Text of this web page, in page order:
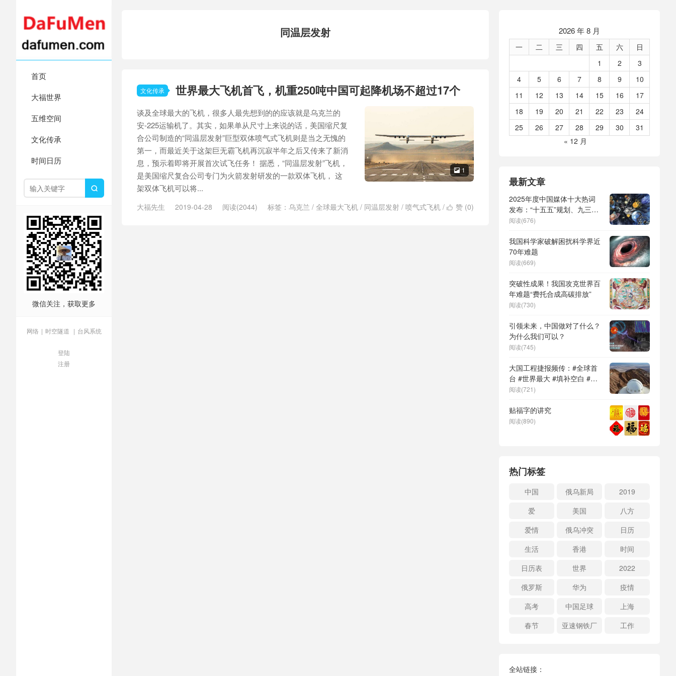
首页
大福世界
五维空间
文化传承
时间日历

微信关注，获取更多
网络 | 时空隧道 | 台风系统
登陆
注册
同温层发射
文化传承 世界最大飞机首飞，机重250吨中国可起降机场不超过17个
 1
谈及全球最大的飞机，很多人最先想到的的应该就是乌克兰的
安-225运输机了。其实，如果单从尺寸上来说的话，美国缩尺复
合公司制造的“同温层发射”巨型双体喷气式飞机则是当之无愧的
第一，而最近关于这架巨无霸飞机再沉寂半年之后又传来了新消
息，预示着即将开展首次试飞任务！ 据悉，“同温层发射”飞机，
是美国缩尺复合公司专门为火箭发射研发的一款双体飞机， 这
架双体飞机可以将...
 赞 (0)
大福先生 2019-04-28 阅读(2044) 标签： 乌克兰 / 全球最大飞机 / 同温层发射 / 喷气式飞机 /
2026 年 8 月
一 二 三 四 五 六
日
1
2
3
4
5 6 7 8 9
10
11
12 13 14 15 16
17
18
19 20 21 22 23
24
25
26 27 28 29 30
31
« 12 月
最新文章
2025年度中国媒体十大热词
发布：“十五五”规划、九三阅
兵、全球治理倡议、
形机器人、苏超、票根经济、
育儿补贴、科学素养、网络生
态治理
阅读(676)
我国科学家破解困扰科学界近
70年难题
阅读(669)
突破性成果！我国攻克世界百
年难题“费托合成高碳排放”
阅读(730)
引领未来，中国做对了什么？
为什么我们可以？
阅读(745)
大国工程捷报频传：#全球首
台 #世界最大 #填补空白 #突
破关键节点
阅读(721)
贴福字的讲究
阅读(890)
热门标签
中国 俄乌新局
2019
爱
美国
八方
爱情
俄乌冲突
日历
生活
香港
时间
日历表
世界
2022
俄罗斯
华为
疫情
高考
中国足球
上海
春节
亚速钢铁厂 工作
全站链接：